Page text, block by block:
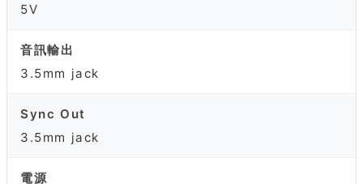
5V
音訊輸出
3.5mm jack
Sync Out
3.5mm jack
電源